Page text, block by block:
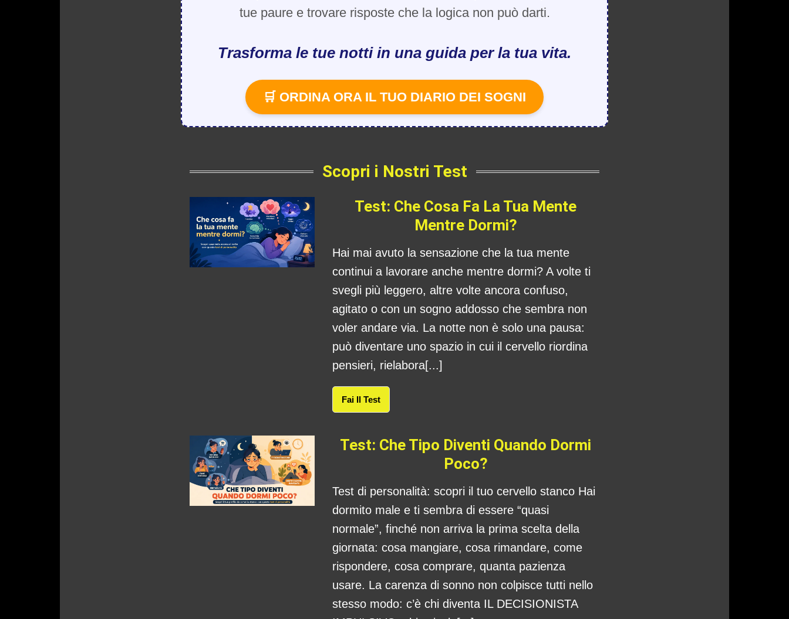
tue paure e trovare risposte che la logica non può darti.
Trasforma le tue notti in una guida per la tua vita.
🛒 ORDINA ORA IL TUO DIARIO DEI SOGNI
Scopri i Nostri Test
Test: Che Cosa Fa La Tua Mente
Mentre Dormi?
Hai mai avuto la sensazione che la tua mente
continui a lavorare anche mentre dormi? A volte ti
svegli più leggero, altre volte ancora confuso,
agitato o con un sogno addosso che sembra non
voler andare via. La notte non è solo una pausa:
può diventare uno spazio in cui il cervello riordina
pensieri, rielabora[...]
Fai Il Test
Test: Che Tipo Diventi Quando Dormi
Poco?
Test di personalità: scopri il tuo cervello stanco Hai
dormito male e ti sembra di essere “quasi
normale”, finché non arriva la prima scelta della
giornata: cosa mangiare, cosa rimandare, come
rispondere, cosa comprare, quanta pazienza
usare. La carenza di sonno non colpisce tutti nello
stesso modo: c’è chi diventa IL DECISIONISTA